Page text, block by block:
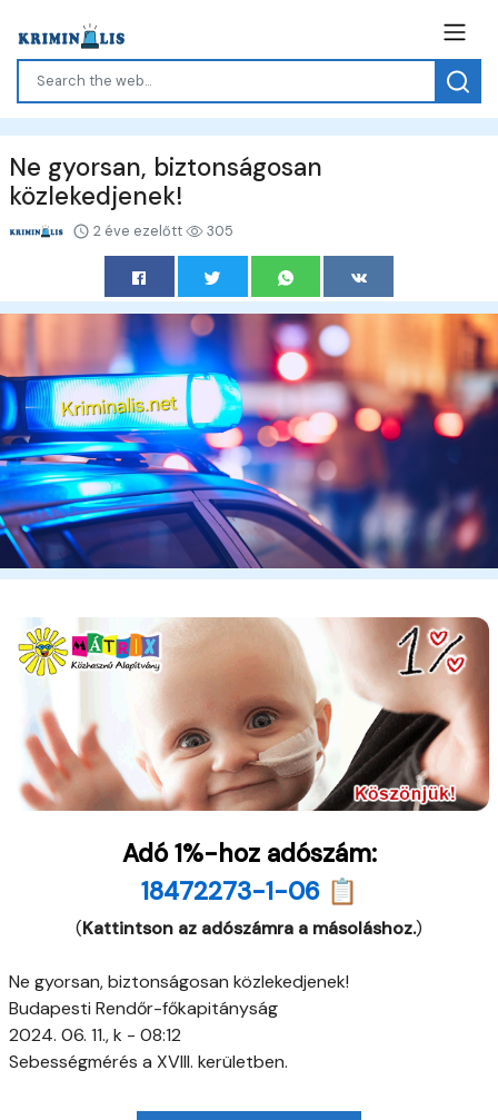
Ne gyorsan, biztonságosan
közlekedjenek!
2 éve ezelőtt 305
Adó 1%-hoz adószám:
18472273-1-06 📋
(Kattintson az adószámra a másoláshoz.)
Ne gyorsan, biztonságosan közlekedjenek!
Budapesti Rendőr-főkapitányság
2024. 06. 11., k - 08:12
Sebességmérés a XVIII. kerületben.